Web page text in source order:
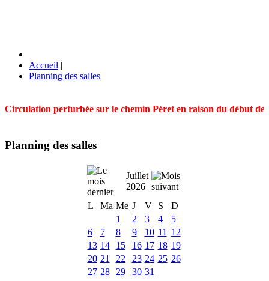
Accueil |
Planning des salles
Circulation perturbée sur le chemin Péret en raison du début
Planning des salles
Juillet
2026
L
Ma Me J V S
D
1
2 3 4
5
6
7 8 9 10 11
12
13 14 15 16 17 18 19
20 21 22 23 24 25 26
27 28 29 30 31